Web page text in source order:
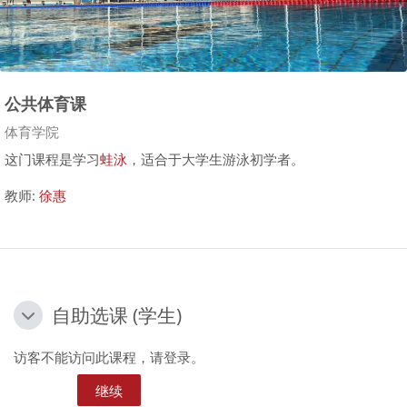
公共体育课
课程类别
体育学院
游泳理论课视频
这门课程是学习蛙泳 ，适合于大学生游泳初学者。
教师: 徐惠
自助选课 (学生)
自助选课 (学生)
自助选课 (学生)
访客不能访问此课程，请登录。
继续